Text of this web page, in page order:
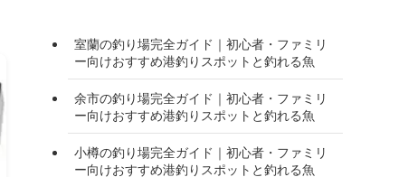
室蘭の釣り場完全ガイド｜初心者・ファミリ
ー向けおすすめ港釣りスポットと釣れる魚
余市の釣り場完全ガイド｜初心者・ファミリ
ー向けおすすめ港釣りスポットと釣れる魚
小樽の釣り場完全ガイド｜初心者・ファミリ
ー向けおすすめ港釣りスポットと釣れる魚